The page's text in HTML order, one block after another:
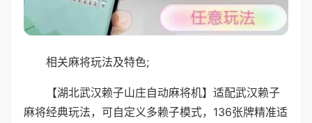
相关麻将玩法及特色;
【湖北武汉赖子山庄自动麻将机】适配武汉赖子
麻将经典玩法，可自定义多赖子模式，136张牌精准适